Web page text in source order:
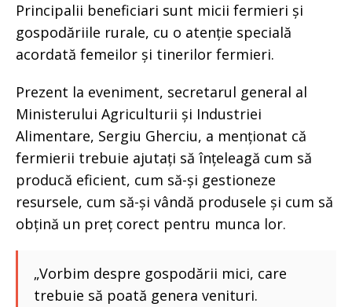
Principalii beneficiari sunt micii fermieri și
gospodăriile rurale, cu o atenție specială
acordată femeilor și tinerilor fermieri.
Prezent la eveniment, secretarul general al
Ministerului Agriculturii și Industriei
Alimentare, Sergiu Gherciu, a menționat că
fermierii trebuie ajutați să înțeleagă cum să
producă eficient, cum să-și gestioneze
resursele, cum să-și vândă produsele și cum să
obțină un preț corect pentru munca lor.
„Vorbim despre gospodării mici, care
trebuie să poată genera venituri.